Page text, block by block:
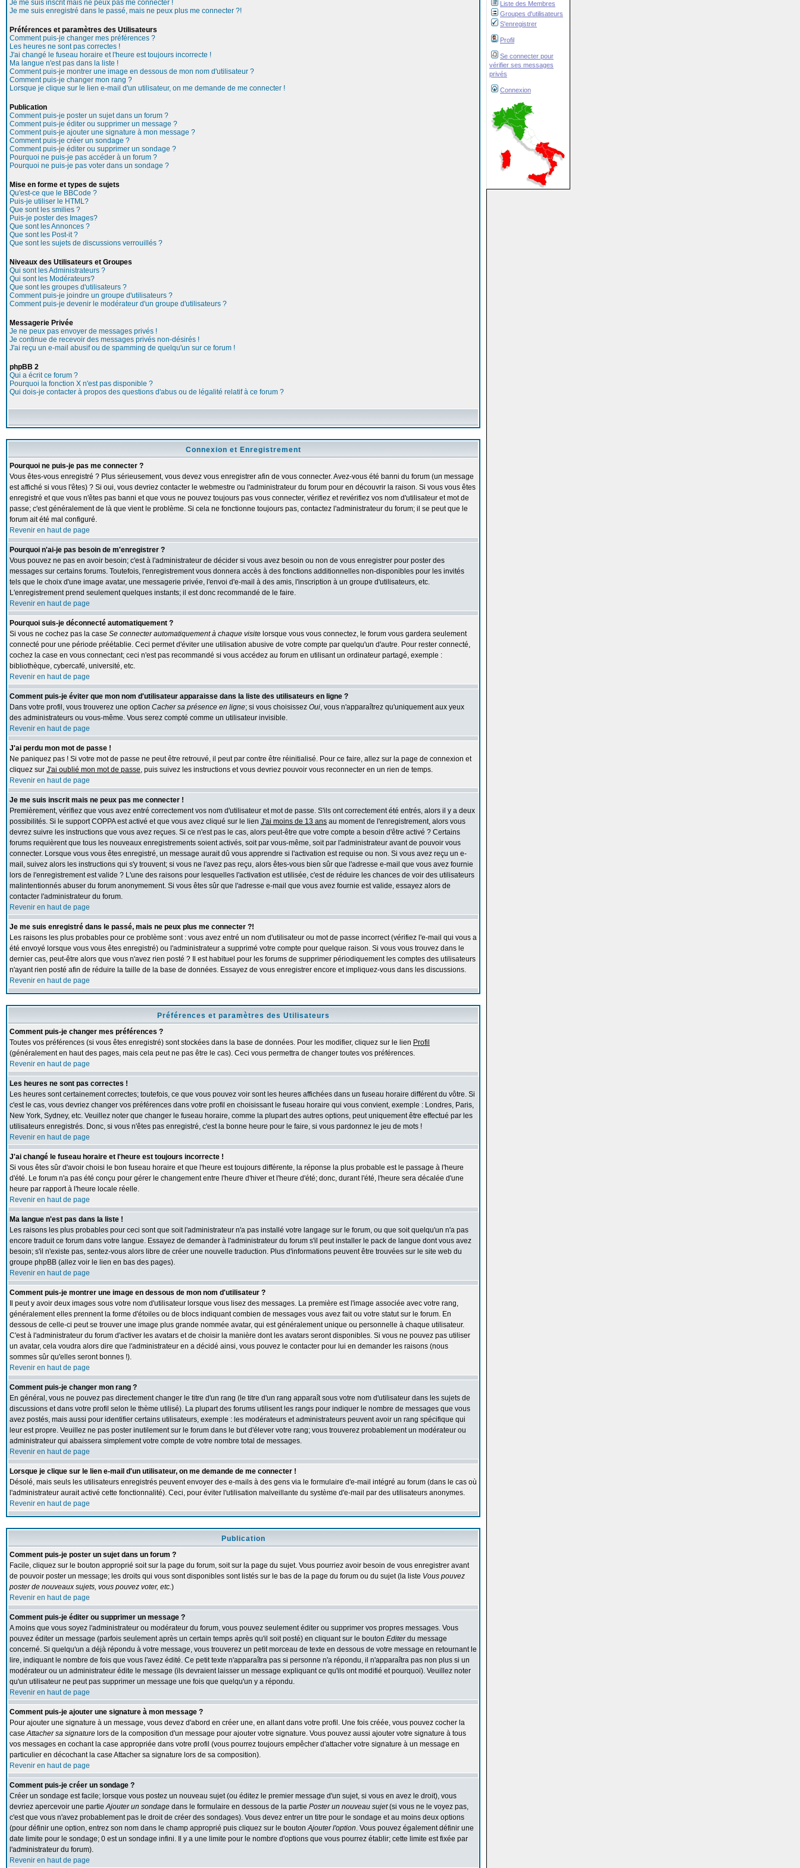
Liste des Membres
Groupes d'utilisateurs
S'enregistrer
Profil
Se connecter pour
vérifier ses messages
privés
Connexion
Je me suis inscrit mais ne peux pas me connecter !
Je me suis enregistré dans le passé, mais ne peux plus me connecter ?!
Préférences et paramètres des Utilisateurs
Comment puis-je changer mes préférences ?
Les heures ne sont pas correctes !
J'ai changé le fuseau horaire et l'heure est toujours incorrecte !
Ma langue n'est pas dans la liste !
Comment puis-je montrer une image en dessous de mon nom d'utilisateur ?
Comment puis-je changer mon rang ?
Lorsque je clique sur le lien e-mail d'un utilisateur, on me demande de me connecter !
Publication
Comment puis-je poster un sujet dans un forum ?
Comment puis-je éditer ou supprimer un message ?
Comment puis-je ajouter une signature à mon message ?
Comment puis-je créer un sondage ?
Comment puis-je éditer ou supprimer un sondage ?
Pourquoi ne puis-je pas accéder à un forum ?
Pourquoi ne puis-je pas voter dans un sondage ?
Mise en forme et types de sujets
Qu'est-ce que le BBCode ?
Puis-je utiliser le HTML?
Que sont les smilies ?
Puis-je poster des Images?
Que sont les Annonces ?
Que sont les Post-it ?
Que sont les sujets de discussions verrouillés ?
Niveaux des Utilisateurs et Groupes
Qui sont les Administrateurs ?
Qui sont les Modérateurs?
Que sont les groupes d'utilisateurs ?
Comment puis-je joindre un groupe d'utilisateurs ?
Comment puis-je devenir le modérateur d'un groupe d'utilisateurs ?
Messagerie Privée
Je ne peux pas envoyer de messages privés !
Je continue de recevoir des messages privés non-désirés !
J'ai reçu un e-mail abusif ou de spamming de quelqu'un sur ce forum !
phpBB 2
Qui a écrit ce forum ?
Pourquoi la fonction X n'est pas disponible ?
Qui dois-je contacter à propos des questions d'abus ou de légalité relatif à ce forum ?
Connexion et Enregistrement
Pourquoi ne puis-je pas me connecter ?
Vous êtes-vous enregistré ? Plus sérieusement, vous devez vous enregistrer afin de vous connecter. Avez-vous été banni du forum (un message
est affiché si vous l'êtes) ? Si oui, vous devriez contacter le webmestre ou l'administrateur du forum pour en découvrir la raison. Si vous vous êtes
enregistré et que vous n'êtes pas banni et que vous ne pouvez toujours pas vous connecter, vérifiez et revérifiez vos nom d'utilisateur et mot de
passe; c'est généralement de là que vient le problème. Si cela ne fonctionne toujours pas, contactez l'administrateur du forum; il se peut que le
forum ait été mal configuré.
Revenir en haut de page
Pourquoi n'ai-je pas besoin de m'enregistrer ?
Vous pouvez ne pas en avoir besoin; c'est à l'administrateur de décider si vous avez besoin ou non de vous enregistrer pour poster des
messages sur certains forums. Toutefois, l'enregistrement vous donnera accès à des fonctions additionnelles non-disponibles pour les invités
tels que le choix d'une image avatar, une messagerie privée, l'envoi d'e-mail à des amis, l'inscription à un groupe d'utilisateurs, etc.
L'enregistrement prend seulement quelques instants; il est donc recommandé de le faire.
Revenir en haut de page
Pourquoi suis-je déconnecté automatiquement ?
Si vous ne cochez pas la case Se connecter automatiquement à chaque visite lorsque vous vous connectez, le forum vous gardera seulement
connecté pour une période préétablie. Ceci permet d'éviter une utilisation abusive de votre compte par quelqu'un d'autre. Pour rester connecté,
cochez la case en vous connectant; ceci n'est pas recommandé si vous accédez au forum en utilisant un ordinateur partagé, exemple :
bibliothèque, cybercafé, université, etc.
Revenir en haut de page
Comment puis-je éviter que mon nom d'utilisateur apparaisse dans la liste des utilisateurs en ligne ?
Dans votre profil, vous trouverez une option Cacher sa présence en ligne; si vous choisissez Oui, vous n'apparaîtrez qu'uniquement aux yeux
des administrateurs ou vous-même. Vous serez compté comme un utilisateur invisible.
Revenir en haut de page
J'ai perdu mon mot de passe !
Ne paniquez pas ! Si votre mot de passe ne peut être retrouvé, il peut par contre être réinitialisé. Pour ce faire, allez sur la page de connexion et
cliquez sur J'ai oublié mon mot de passe, puis suivez les instructions et vous devriez pouvoir vous reconnecter en un rien de temps.
Revenir en haut de page
Je me suis inscrit mais ne peux pas me connecter !
Premièrement, vérifiez que vous avez entré correctement vos nom d'utilisateur et mot de passe. S'ils ont correctement été entrés, alors il y a deux
possibilités. Si le support COPPA est activé et que vous avez cliqué sur le lien J'ai moins de 13 ans au moment de l'enregistrement, alors vous
devrez suivre les instructions que vous avez reçues. Si ce n'est pas le cas, alors peut-être que votre compte a besoin d'être activé ? Certains
forums requièrent que tous les nouveaux enregistrements soient activés, soit par vous-même, soit par l'administrateur avant de pouvoir vous
connecter. Lorsque vous vous êtes enregistré, un message aurait dû vous apprendre si l'activation est requise ou non. Si vous avez reçu un e-
mail, suivez alors les instructions qui s'y trouvent; si vous ne l'avez pas reçu, alors êtes-vous bien sûr que l'adresse e-mail que vous avez fournie
lors de l'enregistrement est valide ? L'une des raisons pour lesquelles l'activation est utilisée, c'est de réduire les chances de voir des utilisateurs
malintentionnés abuser du forum anonymement. Si vous êtes sûr que l'adresse e-mail que vous avez fournie est valide, essayez alors de
contacter l'administrateur du forum.
Revenir en haut de page
Je me suis enregistré dans le passé, mais ne peux plus me connecter ?!
Les raisons les plus probables pour ce problème sont : vous avez entré un nom d'utilisateur ou mot de passe incorrect (vérifiez l'e-mail qui vous a
été envoyé lorsque vous vous êtes enregistré) ou l'administrateur a supprimé votre compte pour quelque raison. Si vous vous trouvez dans le
dernier cas, peut-être alors que vous n'avez rien posté ? Il est habituel pour les forums de supprimer périodiquement les comptes des utilisateurs
n'ayant rien posté afin de réduire la taille de la base de données. Essayez de vous enregistrer encore et impliquez-vous dans les discussions.
Revenir en haut de page
Préférences et paramètres des Utilisateurs
Comment puis-je changer mes préférences ?
Toutes vos préférences (si vous êtes enregistré) sont stockées dans la base de données. Pour les modifier, cliquez sur le lien Profil
(généralement en haut des pages, mais cela peut ne pas être le cas). Ceci vous permettra de changer toutes vos préférences.
Revenir en haut de page
Les heures ne sont pas correctes !
Les heures sont certainement correctes; toutefois, ce que vous pouvez voir sont les heures affichées dans un fuseau horaire différent du vôtre. Si
c'est le cas, vous devriez changer vos préférences dans votre profil en choisissant le fuseau horaire qui vous convient, exemple : Londres, Paris,
New York, Sydney, etc. Veuillez noter que changer le fuseau horaire, comme la plupart des autres options, peut uniquement être effectué par les
utilisateurs enregistrés. Donc, si vous n'êtes pas enregistré, c'est la bonne heure pour le faire, si vous pardonnez le jeu de mots !
Revenir en haut de page
J'ai changé le fuseau horaire et l'heure est toujours incorrecte !
Si vous êtes sûr d'avoir choisi le bon fuseau horaire et que l'heure est toujours différente, la réponse la plus probable est le passage à l'heure
d'été. Le forum n'a pas été conçu pour gérer le changement entre l'heure d'hiver et l'heure d'été; donc, durant l'été, l'heure sera décalée d'une
heure par rapport à l'heure locale réelle.
Revenir en haut de page
Ma langue n'est pas dans la liste !
Les raisons les plus probables pour ceci sont que soit l'administrateur n'a pas installé votre langage sur le forum, ou que soit quelqu'un n'a pas
encore traduit ce forum dans votre langue. Essayez de demander à l'administrateur du forum s'il peut installer le pack de langue dont vous avez
besoin; s'il n'existe pas, sentez-vous alors libre de créer une nouvelle traduction. Plus d'informations peuvent être trouvées sur le site web du
groupe phpBB (allez voir le lien en bas des pages).
Revenir en haut de page
Comment puis-je montrer une image en dessous de mon nom d'utilisateur ?
Il peut y avoir deux images sous votre nom d'utilisateur lorsque vous lisez des messages. La première est l'image associée avec votre rang,
généralement elles prennent la forme d'étoiles ou de blocs indiquant combien de messages vous avez fait ou votre statut sur le forum. En
dessous de celle-ci peut se trouver une image plus grande nommée avatar, qui est généralement unique ou personnelle à chaque utilisateur.
C'est à l'administrateur du forum d'activer les avatars et de choisir la manière dont les avatars seront disponibles. Si vous ne pouvez pas utiliser
un avatar, cela voudra alors dire que l'administrateur en a décidé ainsi, vous pouvez le contacter pour lui en demander les raisons (nous
sommes sûr qu'elles seront bonnes !).
Revenir en haut de page
Comment puis-je changer mon rang ?
En général, vous ne pouvez pas directement changer le titre d'un rang (le titre d'un rang apparaît sous votre nom d'utilisateur dans les sujets de
discussions et dans votre profil selon le thème utilisé). La plupart des forums utilisent les rangs pour indiquer le nombre de messages que vous
avez postés, mais aussi pour identifier certains utilisateurs, exemple : les modérateurs et administrateurs peuvent avoir un rang spécifique qui
leur est propre. Veuillez ne pas poster inutilement sur le forum dans le but d'élever votre rang; vous trouverez probablement un modérateur ou
administrateur qui abaissera simplement votre compte de votre nombre total de messages.
Revenir en haut de page
Lorsque je clique sur le lien e-mail d'un utilisateur, on me demande de me connecter !
Désolé, mais seuls les utilisateurs enregistrés peuvent envoyer des e-mails à des gens via le formulaire d'e-mail intégré au forum (dans le cas où
l'administrateur aurait activé cette fonctionnalité). Ceci, pour éviter l'utilisation malveillante du système d'e-mail par des utilisateurs anonymes.
Revenir en haut de page
Publication
Comment puis-je poster un sujet dans un forum ?
Facile, cliquez sur le bouton approprié soit sur la page du forum, soit sur la page du sujet. Vous pourriez avoir besoin de vous enregistrer avant
de pouvoir poster un message; les droits qui vous sont disponibles sont listés sur le bas de la page du forum ou du sujet (la liste Vous pouvez
poster de nouveaux sujets, vous pouvez voter, etc.)
Revenir en haut de page
Comment puis-je éditer ou supprimer un message ?
A moins que vous soyez l'administrateur ou modérateur du forum, vous pouvez seulement éditer ou supprimer vos propres messages. Vous
pouvez éditer un message (parfois seulement après un certain temps après qu'il soit posté) en cliquant sur le bouton Editerdu message
concerné. Si quelqu'un a déjà répondu à votre message, vous trouverez un petit morceau de texte en dessous de votre message en retournant le
lire, indiquant le nombre de fois que vous l'avez édité. Ce petit texte n'apparaîtra pas si personne n'a répondu, il n'apparaîtra pas non plus si un
modérateur ou un administrateur édite le message (ils devraient laisser un message expliquant ce qu'ils ont modifié et pourquoi). Veuillez noter
qu'un utilisateur ne peut pas supprimer un message une fois que quelqu'un y a répondu.
Revenir en haut de page
Comment puis-je ajouter une signature à mon message ?
Pour ajouter une signature à un message, vous devez d'abord en créer une, en allant dans votre profil. Une fois créée, vous pouvez cocher la
caseAttacher sa signature lors de la composition d'un message pour ajouter votre signature. Vous pouvez aussi ajouter votre signature à tous
vos messages en cochant la case appropriée dans votre profil (vous pourrez toujours empêcher d'attacher votre signature à un message en
particulier en décochant la case Attacher sa signature lors de sa composition).
Revenir en haut de page
Comment puis-je créer un sondage ?
Créer un sondage est facile; lorsque vous postez un nouveau sujet (ou éditez le premier message d'un sujet, si vous en avez le droit), vous
devriez apercevoir une partieAjouter un sondage dans le formulaire en dessous de la partie Poster un nouveau sujet(si vous ne le voyez pas,
c'est que vous n'avez probablement pas le droit de créer des sondages). Vous devez entrer un titre pour le sondage et au moins deux options
(pour définir une option, entrez son nom dans le champ approprié puis cliquez sur le boutonAjouter l'option. Vous pouvez également définir une
date limite pour le sondage; 0 est un sondage infini. Il y a une limite pour le nombre d'options que vous pourrez établir; cette limite est fixée par
l'administrateur du forum).
Revenir en haut de page